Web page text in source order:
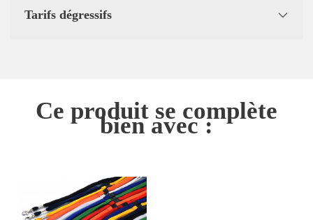
Tarifs dégressifs
Ce produit se complète
bien avec :